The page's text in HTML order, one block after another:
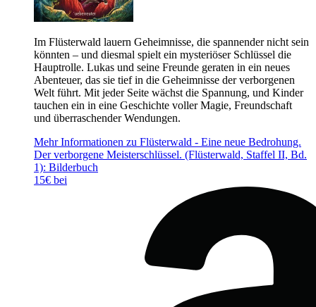
Im Flüsterwald lauern Geheimnisse, die spannender nicht sein
könnten – und diesmal spielt ein mysteriöser Schlüssel die
Hauptrolle. Lukas und seine Freunde geraten in ein neues
Abenteuer, das sie tief in die Geheimnisse der verborgenen
Welt führt. Mit jeder Seite wächst die Spannung, und Kinder
tauchen ein in eine Geschichte voller Magie, Freundschaft
und überraschender Wendungen.
Mehr Informationen zu Flüsterwald - Eine neue Bedrohung.
Der verborgene Meisterschlüssel. (Flüsterwald, Staffel II, Bd.
1): Bilderbuch
15€ bei